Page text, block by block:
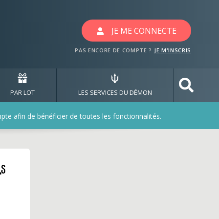
JE ME CONNECTE
PAS ENCORE DE COMPTE ? JE M'INSCRIS
PAR LOT LES SERVICES DU DÉMON
afin de bénéficier de toutes les fonctionnalités.